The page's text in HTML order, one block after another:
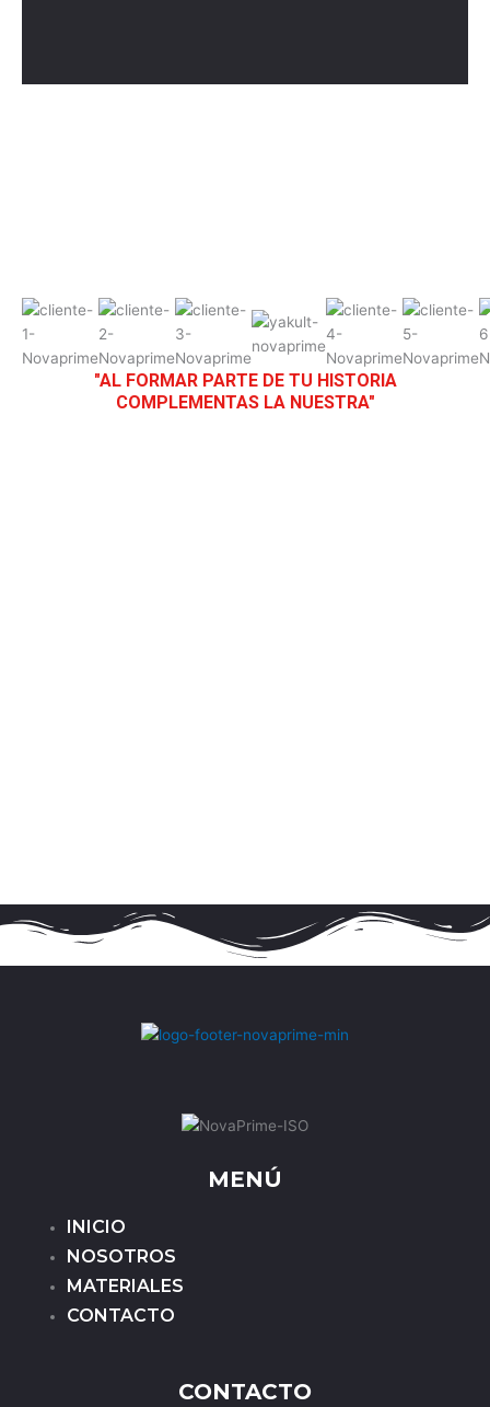
"AL FORMAR PARTE DE TU HISTORIA
COMPLEMENTAS LA NUESTRA"
MENÚ
INICIO
NOSOTROS
MATERIALES
CONTACTO
CONTACTO